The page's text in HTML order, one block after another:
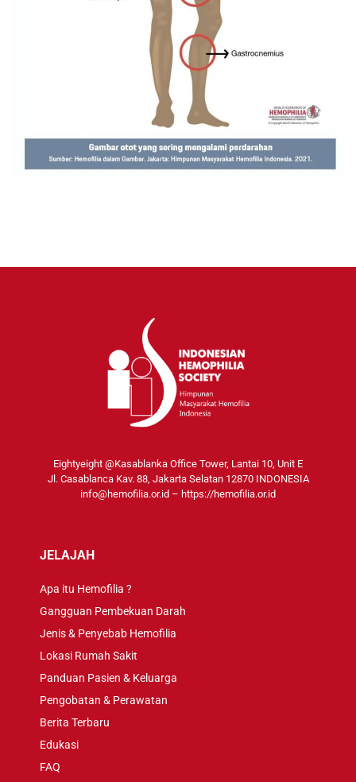
Eightyeight @Kasablanka Office Tower, Lantai 10, Unit E
Jl. Casablanca Kav. 88, Jakarta Selatan 12870 INDONESIA
info@hemofilia.or.id – https://hemofilia.or.id
JELAJAH
Apa itu Hemofilia ?
Gangguan Pembekuan Darah
Jenis & Penyebab Hemofilia
Lokasi Rumah Sakit
Panduan Pasien & Keluarga
Pengobatan & Perawatan
Berita Terbaru
Edukasi
FAQ